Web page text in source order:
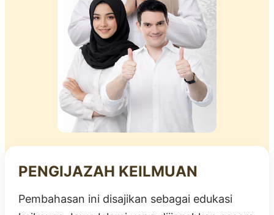
PENGIJAZAH KEILMUAN
Pembahasan ini disajikan sebagai edukasi